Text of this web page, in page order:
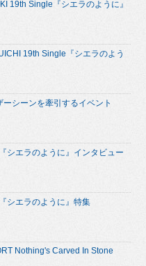
19th Single『シエラのように』
19th Single『シエラのよう
シーンを牽引するイベント
シエラのように』インタビュー
シエラのように』特集
Nothing's Carved In Stone